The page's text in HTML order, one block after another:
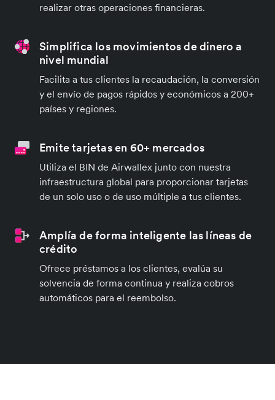
realizar otras operaciones financieras.
Simplifica los movimientos de dinero a
nivel mundial
Facilita a tus clientes la recaudación, la conversión
y el envío de pagos rápidos y económicos a 200+
países y regiones.
Emite tarjetas en 60+ mercados
Utiliza el BIN de Airwallex junto con nuestra
infraestructura global para proporcionar tarjetas
de un solo uso o de uso múltiple a tus clientes.
Amplía de forma inteligente las líneas de
crédito
Ofrece préstamos a los clientes, evalúa su
solvencia de forma continua y realiza cobros
automáticos para el reembolso.